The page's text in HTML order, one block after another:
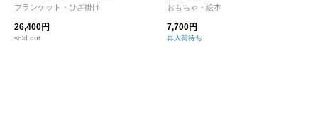
ブランケット・ひざ掛け
26,400円
sold out
おもちゃ・絵本
7,700円
再入荷待ち